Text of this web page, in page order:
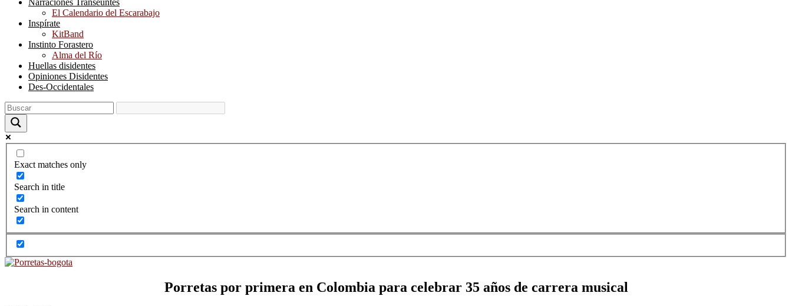
Narraciones Transeúntes
El Calendario del Escarabajo
Inspírate
KitBand
Instinto Forastero
Alma del Río
Huellas disidentes
Opiniones Disidentes
Des-Occidentales
Exact matches only
Search in title
Search in content
Porretas por primera en Colombia para celebrar 35 años de carrera musical